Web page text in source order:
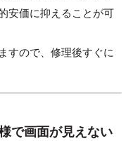
安価に抑えることが可
すので、修理後すぐに
で画面が見えない